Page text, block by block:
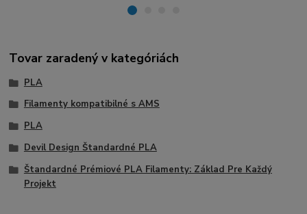
Tovar zaradený v kategóriách
PLA
Filamenty kompatibilné s AMS
PLA
Devil Design Štandardné PLA
Štandardné Prémiové PLA Filamenty: Základ Pre Každý
Projekt